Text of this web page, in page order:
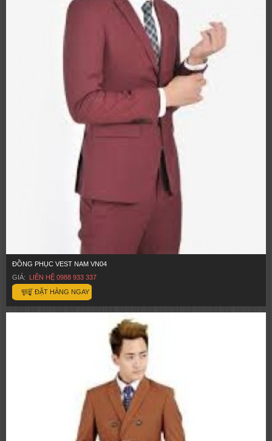
ĐỒNG PHỤC VEST NAM VN04
GIÁ: LIÊN HỆ 0988 933 337
ĐẶT HÀNG NGAY